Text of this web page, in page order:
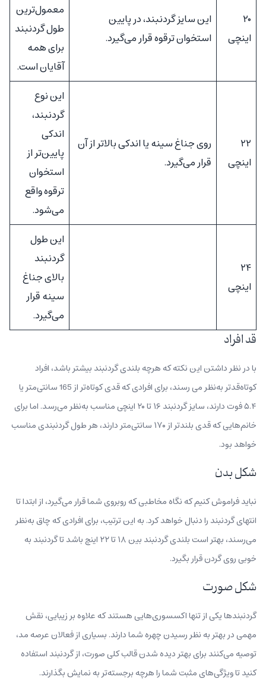
۲۰
اینچی
این سایز گردنبند، در پایین
استخوان ترقوه قرار می‌گیرد.
معمول‌ترین
طول گردنبند
برای همه
آقایان است.
۲۲
اینچی
روی جناغ سینه یا اندکی بالاتر از آن
قرار می‌گیرد.
این نوع
گردنبند،
اندکی
پایین‌تر از
استخوان
ترقوه واقع
می‌شود.
۲۴
اینچی
این طول
گردنبند
بالای جناغ
سینه قرار
می‌گیرد.
قد افراد
با در نظر داشتن این نکته که هرچه بلندی گردنبند بیشتر باشد، افراد
کوتاه‌قدتر به‌نظر می رسند، برای افرادی که قدی کوتاه‌تر از 165 سانتی‌متر یا
۵.۴ فوت دارند، سایز گردنبند ۱۶ تا ۲۰ اینچی مناسب به‌نظر می‌رسد. اما برای
خانم‌هایی که قدی بلندتر از ۱۷۰ سانتی‌متر دارند، هر طول گردنبندی مناسب
خواهد بود.
شکل بدن
نباید فراموش کنیم که نگاه مخاطبی که روبروی شما قرار می‌گیرد، از ابتدا تا
انتهای گردنبند را دنبال خواهد کرد. به این ترتیب، برای افرادی که چاق به‌نظر
می‌رسند،‌ بهتر است بلندی گردنبند بین ۱۸ تا ۲۲ اینچ باشد تا گردنبند به
خوبی روی گردن قرار بگیرد.
شکل صورت
گردنبندها یکی از تنها اکسسوری‌هایی هستند که علاوه بر زیبایی، نقش
مهمی در بهتر به نظر رسیدن چهره شما دارند. بسیاری از فعالان عرصه مد،
توصیه می‌کنند برای بهتر دیده شدن قالب کلی صورت، از گردنبند استفاده
کنید تا ویژگی‌های مثبت شما را هرچه برجسته‌تر به نمایش بگذارند.